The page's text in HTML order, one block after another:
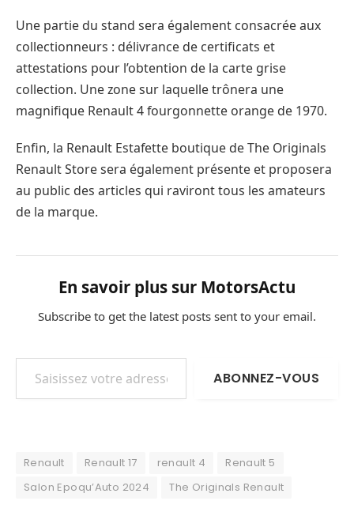
Une partie du stand sera également consacrée aux
collectionneurs : délivrance de certificats et
attestations pour l’obtention de la carte grise
collection. Une zone sur laquelle trônera une
magnifique Renault 4 fourgonnette orange de 1970.
Enfin, la Renault Estafette boutique de The Originals
Renault Store sera également présente et proposera
au public des articles qui raviront tous les amateurs
de la marque.
En savoir plus sur MotorsActu
Subscribe to get the latest posts sent to your email.
Saisissez votre adresse e-mail…
ABONNEZ-VOUS
Renault Renault 17 renault 4
Renault 5
Salon Epoqu’Auto 2024
The Originals Renault